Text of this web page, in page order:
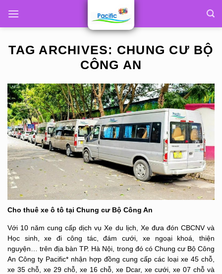
TAG ARCHIVES: CHUNG CƯ BỘ
CÔNG AN
Cho thuê xe ô tô tại Chung cư Bộ Công An
Với 10 năm cung cấp dịch vụ Xe du lịch, Xe đưa đón CBCNV và
Học sinh, xe đi công tác, đám cưới, xe ngoại khoá, thiện
nguyện… trên địa bàn TP. Hà Nội, trong đó có Chung cư Bộ Công
An Công ty Pacific* nhận hợp đồng cung cấp các loại xe 45 chỗ,
xe 35 chỗ, xe 29 chỗ, xe 16 chỗ, xe Dcar, xe cưới, xe 07 chỗ và